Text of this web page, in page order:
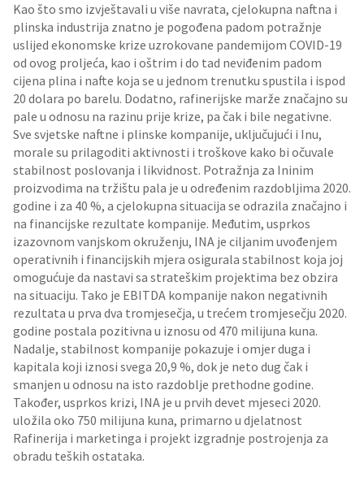
Kao što smo izvještavali u više navrata, cjelokupna naftna i
plinska industrija znatno je pogođena padom potražnje
uslijed ekonomske krize uzrokovane pandemijom COVID-19
od ovog proljeća, kao i oštrim i do tad neviđenim padom
cijena plina i nafte koja se u jednom trenutku spustila i ispod
20 dolara po barelu. Dodatno, rafinerijske marže značajno su
pale u odnosu na razinu prije krize, pa čak i bile negativne.
Sve svjetske naftne i plinske kompanije, uključujući i Inu,
morale su prilagoditi aktivnosti i troškove kako bi očuvale
stabilnost poslovanja i likvidnost. Potražnja za Ininim
proizvodima na tržištu pala je u određenim razdobljima 2020.
godine i za 40 %, a cjelokupna situacija se odrazila značajno i
na financijske rezultate kompanije. Međutim, usprkos
izazovnom vanjskom okruženju, INA je ciljanim uvođenjem
operativnih i financijskih mjera osigurala stabilnost koja joj
omogućuje da nastavi sa strateškim projektima bez obzira
na situaciju. Tako je EBITDA kompanije nakon negativnih
rezultata u prva dva tromjesečja, u trećem tromjesečju 2020.
godine postala pozitivna u iznosu od 470 milijuna kuna.
Nadalje, stabilnost kompanije pokazuje i omjer duga i
kapitala koji iznosi svega 20,9 %, dok je neto dug čak i
smanjen u odnosu na isto razdoblje prethodne godine.
Također, usprkos krizi, INA je u prvih devet mjeseci 2020.
uložila oko 750 milijuna kuna, primarno u djelatnost
Rafinerija i marketinga i projekt izgradnje postrojenja za
obradu teških ostataka.